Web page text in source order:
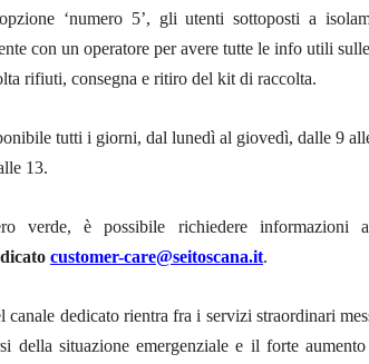
‘numero 5’, gli utenti sottoposti a
con un operatore per avere tutte le info utili
rifiuti, consegna e ritiro del kit di raccolta.
tutti i giorni, dal lunedì al giovedì, dalle 9
13.
verde, è possibile richiedere informazioni
customer-care@seitoscana.it.
canale dedicato rientra fra i servizi straordinari
della situazione emergenziale e il forte